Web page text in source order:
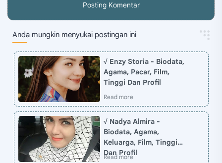
Posting Komentar
Anda mungkin menyukai postingan ini
√ Enzy Storia - Biodata,
Agama, Pacar, Film,
Tinggi Dan Profil
√ Nadya Almira -
Biodata, Agama,
Keluarga, Film, Tinggi
Dan Profil